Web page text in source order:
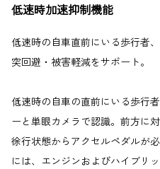
低速時加速抑制機能
低速時の自車直前にいる歩行者
突回避・被害軽減をサポート。
低速時の自車の直前にいる歩行
ーと単眼カメラで認識。前方に
徐行状態からアクセルペダルが
には、エンジンおよびハイブリ